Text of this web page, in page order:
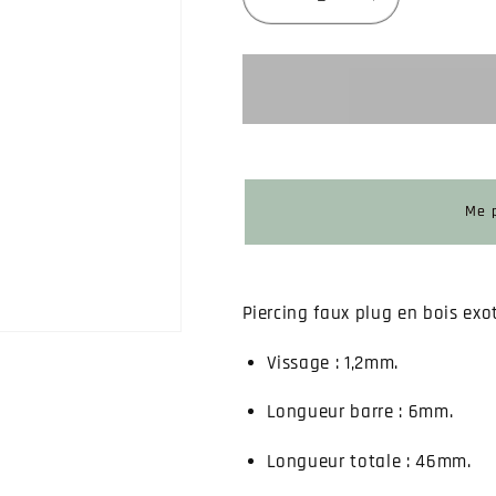
Réduire
la
quantité
pointe
Augmenter
la
quantité
pointe
Me
Piercing faux plug en bois
Vissage : 1,2mm.
Longueur barre : 6mm.
Longueur totale : 46mm.